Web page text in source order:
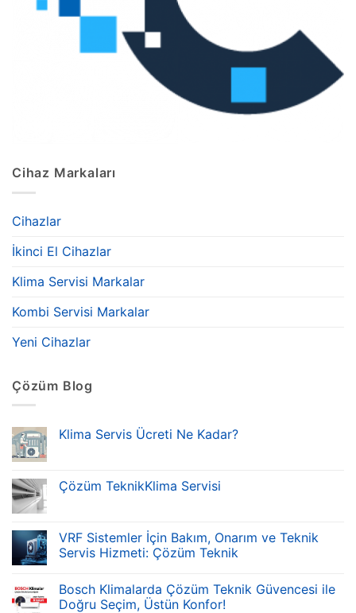
Cihaz Markaları
Cihazlar
İkinci El Cihazlar
Klima Servisi Markalar
Kombi Servisi Markalar
Yeni Cihazlar
Çözüm Blog
Klima Servis Ücreti Ne Kadar?
Çözüm TeknikKlima Servisi
VRF Sistemler İçin Bakım, Onarım ve Teknik
Servis Hizmeti: Çözüm Teknik
Bosch Klimalarda Çözüm Teknik Güvencesi ile
Doğru Seçim, Üstün Konfor!